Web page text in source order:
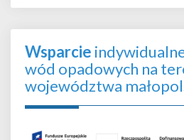
Wsparcie
wód opadowych na
województwa